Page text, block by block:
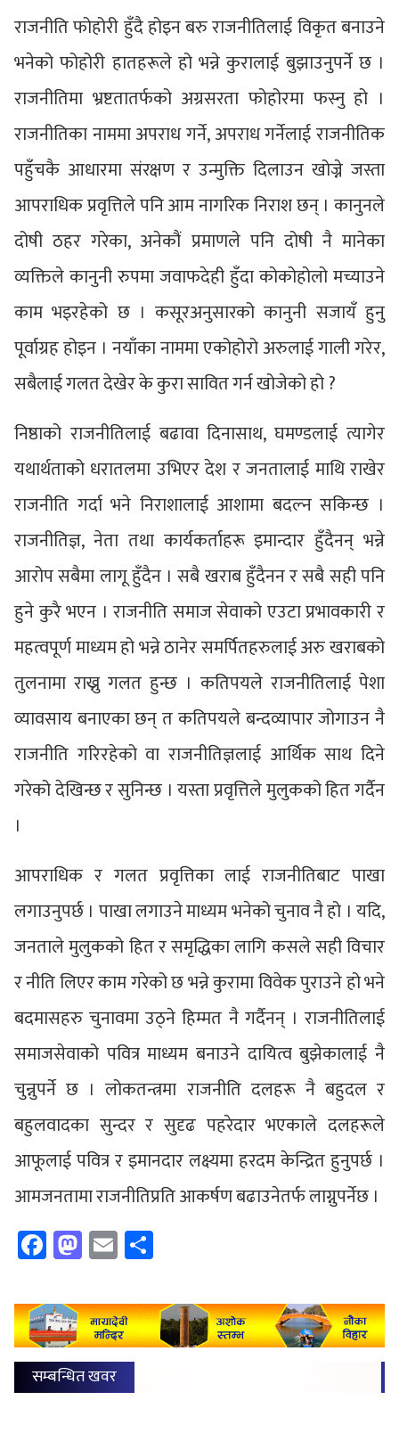
राजनीति फोहोरी हुँदै होइन बरु राजनीतिलाई विकृत बनाउने
भनेको फोहोरी हातहरूले हो भन्ने कुरालाई बुझाउनुपर्ने छ ।
राजनीतिमा भ्रष्टतातर्फको अग्रसरता फोहोरमा फस्नु हो ।
राजनीतिका नाममा अपराध गर्ने, अपराध गर्नेलाई राजनीतिक
पहुँचकै आधारमा संरक्षण र उन्मुक्ति दिलाउन खोज्ने जस्ता
आपराधिक प्रवृत्तिले पनि आम नागरिक निराश छन् । कानुनले
दोषी ठहर गरेका, अनेकौं प्रमाणले पनि दोषी नै मानेका
व्यक्तिले कानुनी रुपमा जवाफदेही हुँदा कोकोहोलो मच्याउने
काम भइरहेको छ । कसूरअनुसारको कानुनी सजायँ हुनु
पूर्वाग्रह होइन । नयाँका नाममा एकोहोरो अरुलाई गाली गरेर,
सबैलाई गलत देखेर के कुरा सावित गर्न खोजेको हो ?
निष्ठाको राजनीतिलाई बढावा दिनासाथ, घमण्डलाई त्यागेर
यथार्थताको धरातलमा उभिएर देश र जनतालाई माथि राखेर
राजनीति गर्दा भने निराशालाई आशामा बदल्न सकिन्छ ।
राजनीतिज्ञ, नेता तथा कार्यकर्ताहरू इमान्दार हुँदैनन् भन्ने
आरोप सबैमा लागू हुँदैन । सबै खराब हुँदैनन र सबै सही पनि
हुने कुरै भएन । राजनीति समाज सेवाको एउटा प्रभावकारी र
महत्वपूर्ण माध्यम हो भन्ने ठानेर समर्पितहरुलाई अरु खराबको
तुलनामा राख्नु गलत हुन्छ । कतिपयले राजनीतिलाई पेशा
व्यावसाय बनाएका छन् त कतिपयले बन्दव्यापार जोगाउन नै
राजनीति गरिरहेको वा राजनीतिज्ञलाई आर्थिक साथ दिने
गरेको देखिन्छ र सुनिन्छ । यस्ता प्रवृत्तिले मुलुकको हित गर्दैन
।
आपराधिक र गलत प्रवृत्तिका लाई राजनीतिबाट पाखा
लगाउनुपर्छ । पाखा लगाउने माध्यम भनेको चुनाव नै हो । यदि,
जनताले मुलुकको हित र समृद्धिका लागि कसले सही विचार
र नीति लिएर काम गरेको छ भन्ने कुरामा विवेक पुराउने हो भने
बदमासहरु चुनावमा उठ्ने हिम्मत नै गर्दैनन् । राजनीतिलाई
समाजसेवाको पवित्र माध्यम बनाउने दायित्व बुझेकालाई नै
चुन्नुपर्ने छ । लोकतन्त्रमा राजनीति दलहरू नै बहुदल र
बहुलवादका सुन्दर र सुदृढ पहरेदार भएकाले दलहरूले
आफूलाई पवित्र र इमानदार लक्ष्यमा हरदम केन्द्रित हुनुपर्छ ।
आमजनतामा राजनीतिप्रति आकर्षण बढाउनेतर्फ लाग्नुपर्नेछ ।
Facebook
Mastodon
Email
सम्बन्धित खवर